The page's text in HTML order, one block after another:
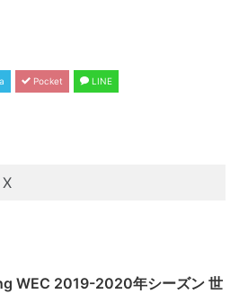
Pocket LINE
X
WEC 2019-2020年シーズン 世